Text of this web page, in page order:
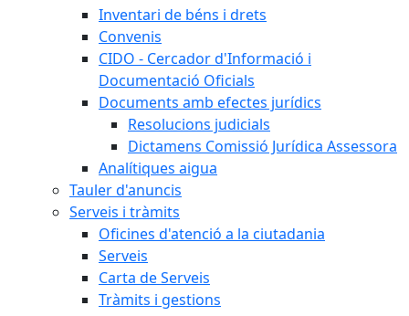
Inventari de béns i drets
Convenis
CIDO - Cercador d'Informació i
Documentació Oficials
Documents amb efectes jurídics
Resolucions judicials
Dictamens Comissió Jurídica Assessora
Analítiques aigua
Tauler d'anuncis
Serveis i tràmits
Oficines d'atenció a la ciutadania
Serveis
Carta de Serveis
Tràmits i gestions